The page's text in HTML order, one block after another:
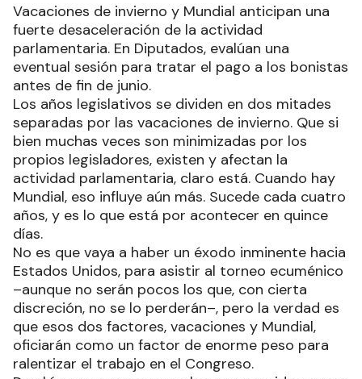
Vacaciones de invierno y Mundial anticipan una
fuerte desaceleración de la actividad
parlamentaria. En Diputados, evalúan una
eventual sesión para tratar el pago a los bonistas
antes de fin de junio.
Los años legislativos se dividen en dos mitades
separadas por las vacaciones de invierno. Que si
bien muchas veces son minimizadas por los
propios legisladores, existen y afectan la
actividad parlamentaria, claro está. Cuando hay
Mundial, eso influye aún más. Sucede cada cuatro
años, y es lo que está por acontecer en quince
días.
No es que vaya a haber un éxodo inminente hacia
Estados Unidos, para asistir al torneo ecuménico
–aunque no serán pocos los que, con cierta
discreción, no se lo perderán–, pero la verdad es
que esos dos factores, vacaciones y Mundial,
oficiarán como un factor de enorme peso para
ralentizar el trabajo en el Congreso.